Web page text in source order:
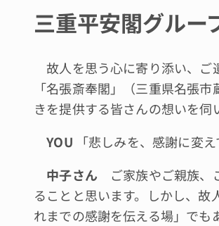
三重平安閣グル
故人を思う心に寄り添い、ご
「名張斎奉閣」（三重県名張
きを提供する皆さんの想いを伺
YOU 「悲しみを、感謝に変
中子さん ご家族やご親族、
ることと思います。しかし、
れまでの感謝を伝える場」でも